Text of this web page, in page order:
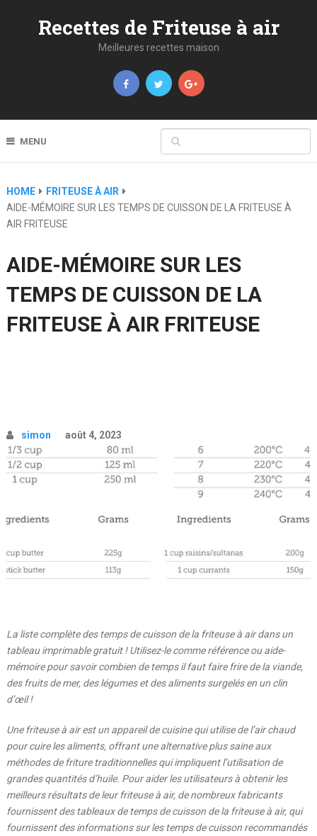
Recettes de Friteuse à air
Meilleures recettes maison
MENU
HOME
FRITEUSE À AIR
AIDE-MÉMOIRE SUR LES TEMPS DE CUISSON DE LA FRITEUSE À
AIR FRITEUSE
AIDE-MÉMOIRE SUR LES
TEMPS DE CUISSON DE LA
FRITEUSE À AIR FRITEUSE
simon août 4, 2023
La liste complète des temps de cuisson de la friteuse à air dans un
tableau imprimable gratuit ! Utilisez-le comme référence ou aide-
mémoire pour savoir combien de temps il faut faire frire de la viande,
des fruits de mer, des légumes et des aliments surgelés en un clin
d’œil !
Une friteuse à air est un appareil de cuisine qui utilise de l’air chaud
pour cuire les aliments, offrant une alternative plus saine aux
méthodes de friture traditionnelles qui impliquent l’utilisation de
grandes quantités d’huile. Pour aider les utilisateurs à obtenir les
meilleurs résultats de leur friteuse à air, de nombreux fabricants
fournissent des tableaux de temps de cuisson de la friteuse à air, qui
fournissent des informations sur les temps de cuisson recommandés